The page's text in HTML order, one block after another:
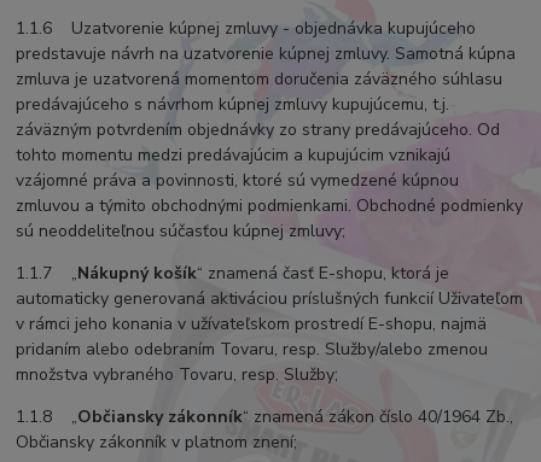
1.1.6 Uzatvorenie kúpnej zmluvy - objednávka kupujúceho
predstavuje návrh na uzatvorenie kúpnej zmluvy. Samotná kúpna
zmluva je uzatvorená momentom doručenia záväzného súhlasu
predávajúceho s návrhom kúpnej zmluvy kupujúcemu, t.j.
záväzným potvrdením objednávky zo strany predávajúceho. Od
tohto momentu medzi predávajúcim a kupujúcim vznikajú
vzájomné práva a povinnosti, ktoré sú vymedzené kúpnou
zmluvou a týmito obchodnými podmienkami. Obchodné podmienky
sú neoddeliteľnou súčasťou kúpnej zmluvy;
1.1.7 „Nákupný košík“ znamená časť E-shopu, ktorá je
automaticky generovaná aktiváciou príslušných funkcií Uživateľom
v rámci jeho konania v užívateľskom prostredí E-shopu, najmä
pridaním alebo odebraním Tovaru, resp. Služby/alebo zmenou
množstva vybraného Tovaru, resp. Služby;
1.1.8 „Občiansky zákonník“ znamená zákon číslo 40/1964 Zb.,
Občiansky zákonník v platnom znení;